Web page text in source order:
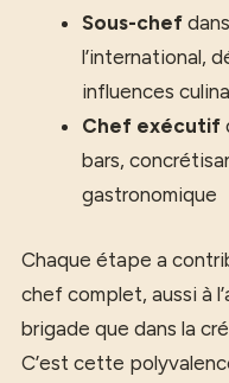
Sous-chef
l’international,
influences
Chef exécutif
bars,
gastronomique
Chaque étape a
chef complet, aussi à
brigade que dans la
C’est cette